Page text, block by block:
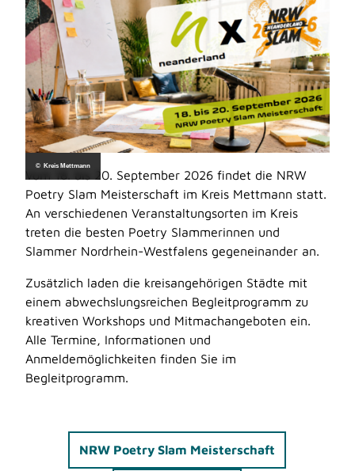
© Kreis Mettmann
Vom 18. bis 20. September 2026 findet die NRW
Poetry Slam Meisterschaft im Kreis Mettmann statt.
An verschiedenen Veranstaltungsorten im Kreis
treten die besten Poetry Slammerinnen und
Slammer Nordrhein-Westfalens gegeneinander an.
Zusätzlich laden die kreisangehörigen Städte mit
einem abwechslungsreichen Begleitprogramm zu
kreativen Workshops und Mitmachangeboten ein.
Alle Termine, Informationen und
Anmeldemöglichkeiten finden Sie im
Begleitprogramm.
NRW Poetry Slam Meisterschaft